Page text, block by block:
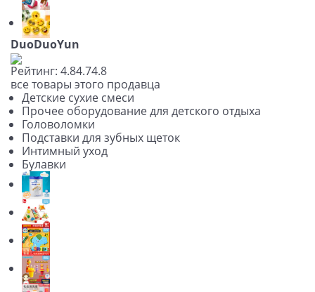
DuoDuoYun
Рейтинг: 4.84.74.8
все товары этого продавца
Детские сухие смеси
Прочее оборудование для детского отдыха
Головоломки
Подставки для зубных щеток
Интимный уход
Булавки